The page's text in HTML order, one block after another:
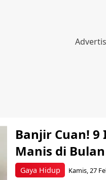
Gaya Hidup
Banjir Cuan! 9
Manis di
Kamis, 27